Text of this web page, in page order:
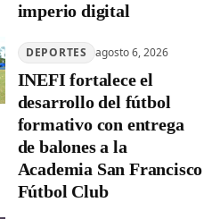
imperio digital
DEPORTES agosto 6, 2026
INEFI fortalece el
desarrollo del fútbol
formativo con entrega
de balones a la
Academia San Francisco
Fútbol Club